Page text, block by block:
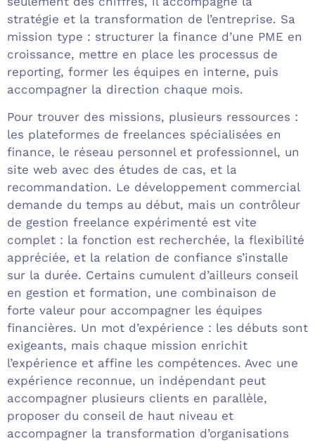
stratégie et la transformation de l’entreprise. Sa
mission type : structurer la finance d’une PME en
croissance, mettre en place les processus de
reporting, former les équipes en interne, puis
accompagner la direction chaque mois.
Pour trouver des missions, plusieurs ressources :
les plateformes de freelances spécialisées en
finance, le réseau personnel et professionnel, un
site web avec des études de cas, et la
recommandation. Le développement commercial
demande du temps au début, mais un contrôleur
de gestion freelance expérimenté est vite
complet : la fonction est recherchée, la flexibilité
appréciée, et la relation de confiance s’installe
sur la durée. Certains cumulent d’ailleurs conseil
en gestion et formation, une combinaison de
forte valeur pour accompagner les équipes
financières. Un mot d’expérience : les débuts sont
exigeants, mais chaque mission enrichit
l’expérience et affine les compétences. Avec une
expérience reconnue, un indépendant peut
accompagner plusieurs clients en parallèle,
proposer du conseil de haut niveau et
accompagner la transformation d’organisations